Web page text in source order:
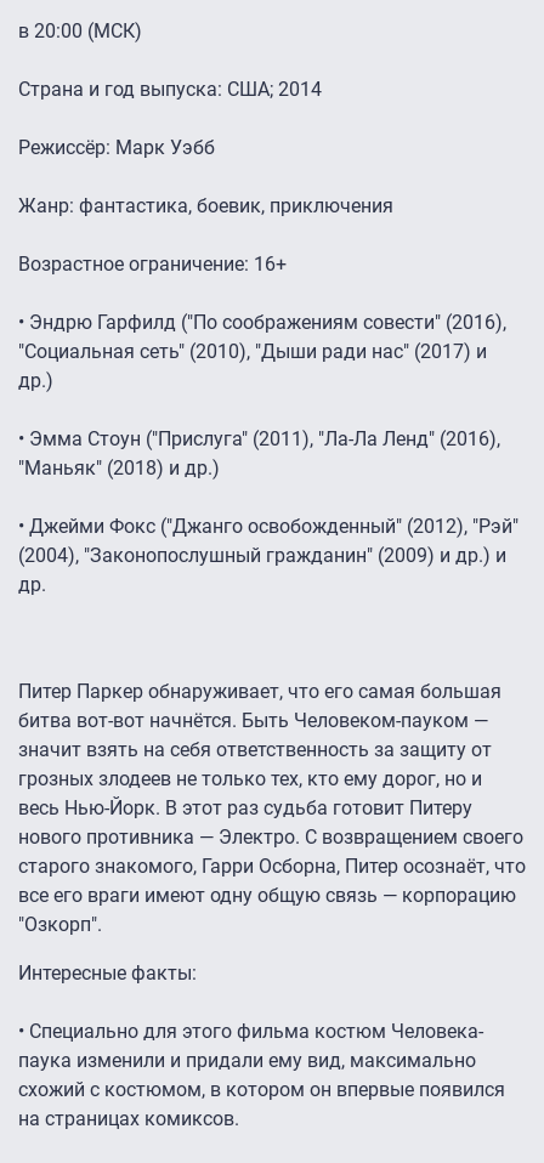
в 20:00 (МСК)
Страна и год выпуска: США; 2014
Режиссёр: Марк Уэбб
Жанр: фантастика, боевик, приключения
Возрастное ограничение: 16+
• Эндрю Гарфилд ("По соображениям совести" (2016),
"Социальная сеть" (2010), "Дыши ради нас" (2017) и
др.)
• Эмма Стоун ("Прислуга" (2011), "Ла-Ла Ленд" (2016),
"Маньяк" (2018) и др.)
• Джейми Фокс ("Джанго освобожденный" (2012), "Рэй"
(2004), "Законопослушный гражданин" (2009) и др.) и
др.
Питер Паркер обнаруживает, что его самая большая
битва вот-вот начнётся. Быть Человеком-пауком —
значит взять на себя ответственность за защиту от
грозных злодеев не только тех, кто ему дорог, но и
весь Нью-Йорк. В этот раз судьба готовит Питеру
нового противника — Электро. С возвращением своего
старого знакомого, Гарри Осборна, Питер осознаёт, что
все его враги имеют одну общую связь — корпорацию
"Озкорп".
Интересные факты:
• Специально для этого фильма костюм Человека-
паука изменили и придали ему вид, максимально
схожий с костюмом, в котором он впервые появился
на страницах комиксов.